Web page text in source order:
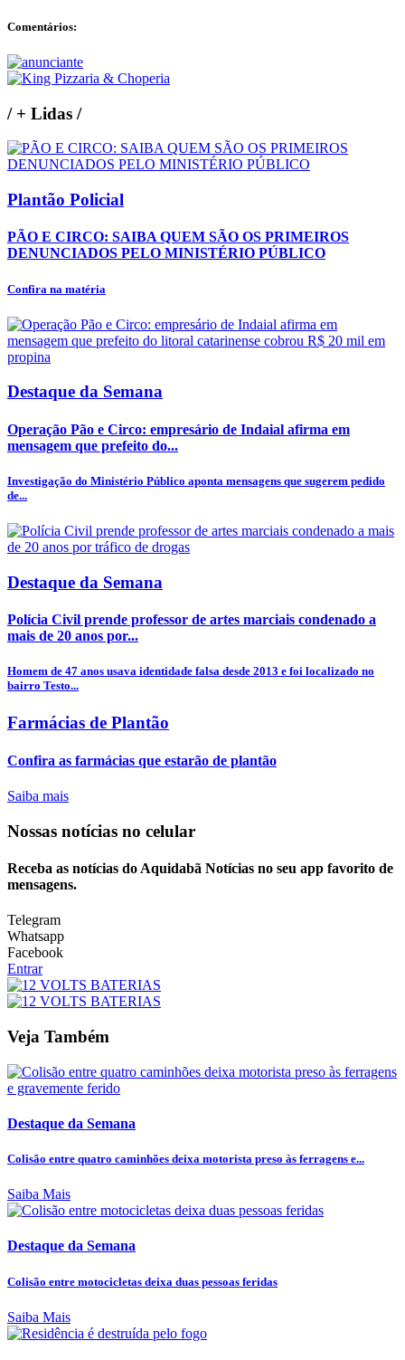
Comentários:
/+ Lidas /
Plantão Policial
PÃO E CIRCO: SAIBA QUEM SÃO OS PRIMEIROS
DENUNCIADOS PELO MINISTÉRIO PÚBLICO
Confira na matéria
Destaque da Semana
Operação Pão e Circo: empresário de Indaial afirma em
mensagem que prefeito do...
Investigação do Ministério Público aponta mensagens que sugerem pedido
de...
Destaque da Semana
Polícia Civil prende professor de artes marciais condenado a
mais de 20 anos por...
Homem de 47 anos usava identidade falsa desde 2013 e foi localizado no
bairro Testo...
Farmácias de Plantão
Confira as farmácias que estarão de plantão
Saiba mais
Nossas notícias no celular
Receba as notícias do Aquidabã Notícias no seu app favorito de
mensagens.
Telegram
Whatsapp
Facebook
Entrar
Veja Também
Destaque da Semana
Colisão entre quatro caminhões deixa motorista preso às ferragens e...
Saiba Mais
Destaque da Semana
Colisão entre motocicletas deixa duas pessoas feridas
Saiba Mais